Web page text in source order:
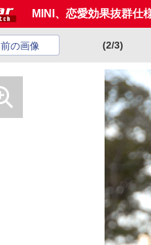
MINI、恋愛効果抜群仕
前の画像 (2/3)